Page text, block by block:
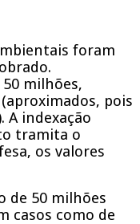
foram
milhões,
pois
A indexação
tramita o
os valores
de 50 milhões
casos como de